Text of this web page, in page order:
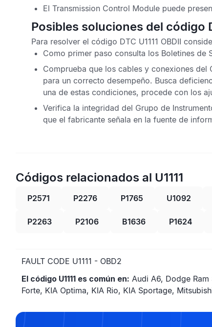
El Transmission Control Module puede
Posibles soluciones del código
Para resolver el código DTC U1111 OBDII
Como primer paso consulta los Boletines de
Comprueba que los cables y conexiones
para un correcto desempeño. Busca
una de estas condiciones, procede con los
Verifica la integridad del Grupo de
que el fabricante señala en la fuente de
Códigos relacionados al U1111
P2571 P2276 P1765 U1092
P2263 P2106 B1636 P1624
FAULT CODE U1111 - OBD2
El código U1111 es común en: Audi A6, Dodge
Forte, KIA Optima, KIA Rio, KIA Sportage,